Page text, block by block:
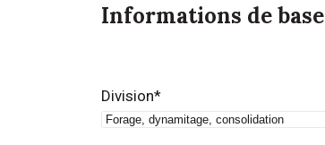
Informations de base
Division*